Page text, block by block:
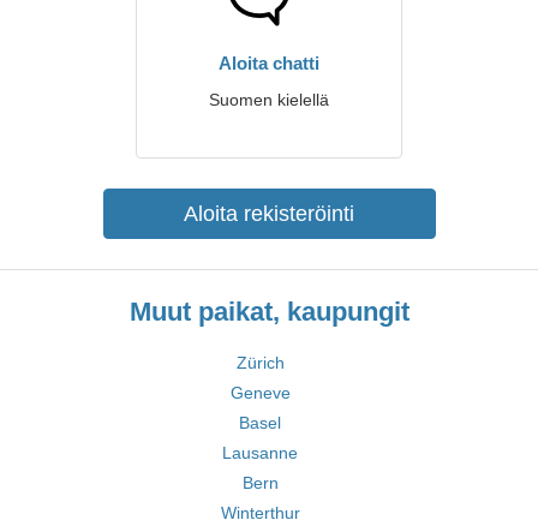
Aloita chatti
Suomen kielellä
Aloita rekisteröinti
Muut paikat, kaupungit
Zürich
Geneve
Basel
Lausanne
Bern
Winterthur